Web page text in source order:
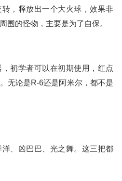
，释放出一个大火球，效果非
围的怪物，主要是为了自保。
初学者可以在初期使用，红点
无论是R-6还是阿米尔，都不是
、凶巴巴、光之舞。这三把都